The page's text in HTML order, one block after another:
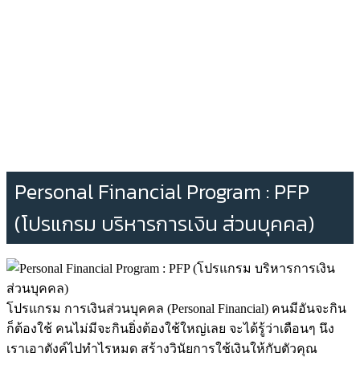
Personal Financial Program : PFP
(โปรแกรม บริหารการเงิน ส่วนบุคคล)
โปรแกรม การเงินส่วนบุคคล (Personal Financial) คนมีอันจะกิน
ก็ต้องใช้ คนไม่มีจะกินยิ่งต้องใช้ใหญ่เลย จะได้รู้ว่าเดือนๆ นึง
เราเอาตังค์ไปทำไรหมด สร้างวินัยการใช้เงินให้กับตัวคุณ